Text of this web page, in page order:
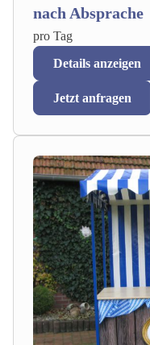
nach Absprache
pro Tag
Details anzeigen
Jetzt anfragen